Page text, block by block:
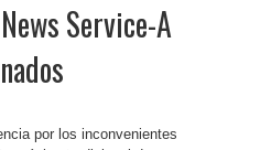
Service-A
por los inconvenientes